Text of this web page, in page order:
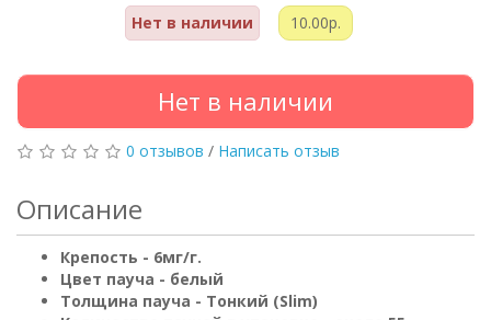
Нет в наличии 10.00р.
Нет в наличии
0 отзывов / Написать отзыв
Описание
Крепость - 6мг/г.
Цвет пауча - белый
Толщина пауча - Тонкий (Slim)